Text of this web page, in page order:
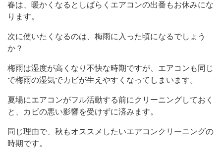
春は、暖かくなるとしばらくエアコンの出番もお休みにな
ります。
次に使いたくなるのは、梅雨に入った頃になるでしょう
か？
梅雨は湿度が高くなり不快な時期ですが、エアコンも同じ
で梅雨の湿気でカビが生えやすくなってしまいます。
夏場にエアコンがフル活動する前にクリーニングしておく
と、カビの悪い影響を受けずに済みます。
同じ理由で、秋もオススメしたいエアコンクリーニングの
時期です。